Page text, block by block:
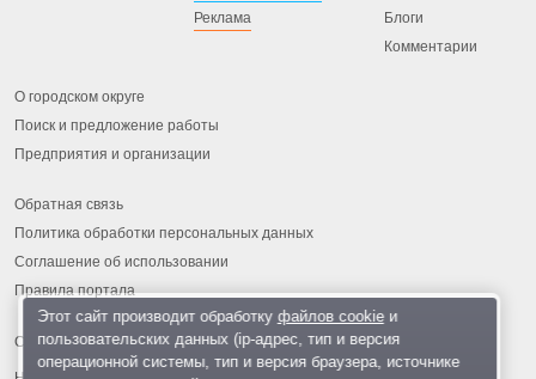
Реклама
Блоги
Комментарии
О городском округе
Поиск и предложение работы
Предприятия и организации
Обратная связь
Политика обработки персональных данных
Соглашение об использовании
Правила портала
Этот сайт производит обработку файлов cookieи
пользовательских данных (ip-адрес, тип и версия
операционной системы, тип и версия браузера, источнике